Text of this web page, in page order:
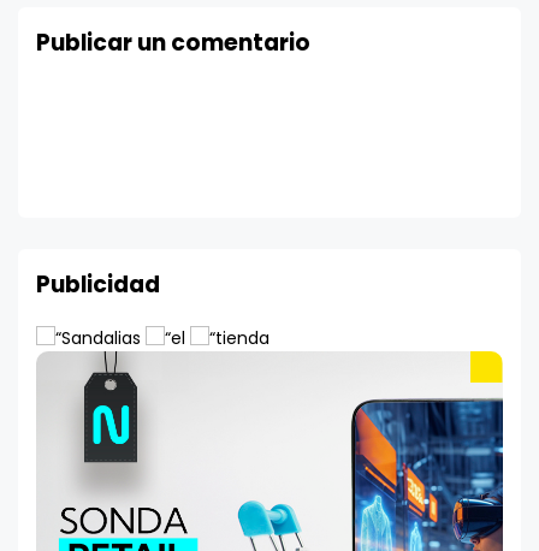
Publicar un comentario
Publicidad